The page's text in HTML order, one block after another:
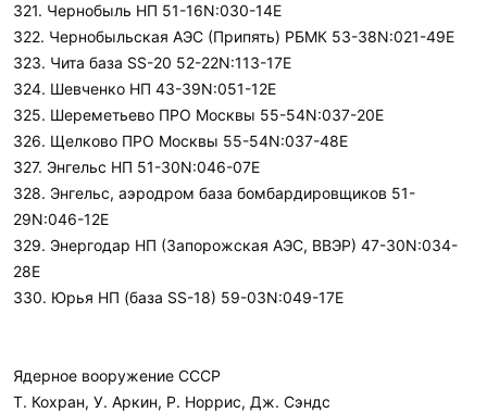
321. Чернобыль НП 51-16N:030-14E
322. Чернобыльская АЭС (Припять) РБМК 53-38N:021-49E
323. Чита база SS-20 52-22N:113-17E
324. Шевченко НП 43-39N:051-12E
325. Шереметьево ПРО Москвы 55-54N:037-20E
326. Щелково ПРО Москвы 55-54N:037-48E
327. Энгельс НП 51-30N:046-07E
328. Энгельс, аэродром база бомбардировщиков 51-
29N:046-12E
329. Энергодар НП (Запорожская АЭС, ВВЭР) 47-30N:034-
28E
330. Юрья НП (база SS-18) 59-03N:049-17E
Ядерное вооружение СССР
Т. Кохран, У. Аркин, Р. Норрис, Дж. Сэндс